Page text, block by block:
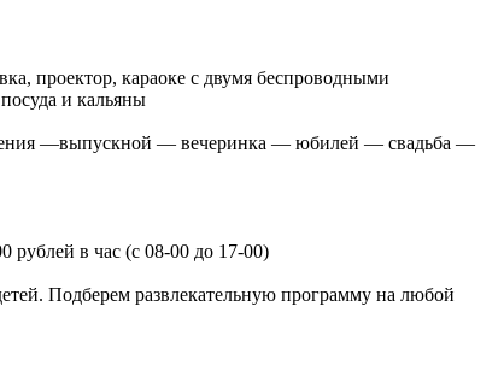
проектор, караоке с двумя беспроводными
и кальяны
—выпускной — вечеринка — юбилей — свадьба —
в час (с 08-00 до 17-00)
Подберем развлекательную программу на любой